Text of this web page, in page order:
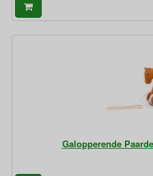
Galopperende